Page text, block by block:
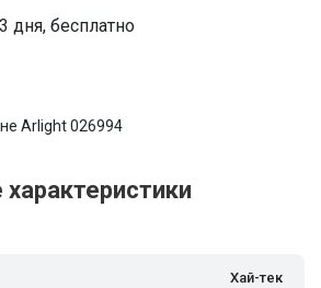
дня, бесплатно
Arlight 026994
Хай-тек